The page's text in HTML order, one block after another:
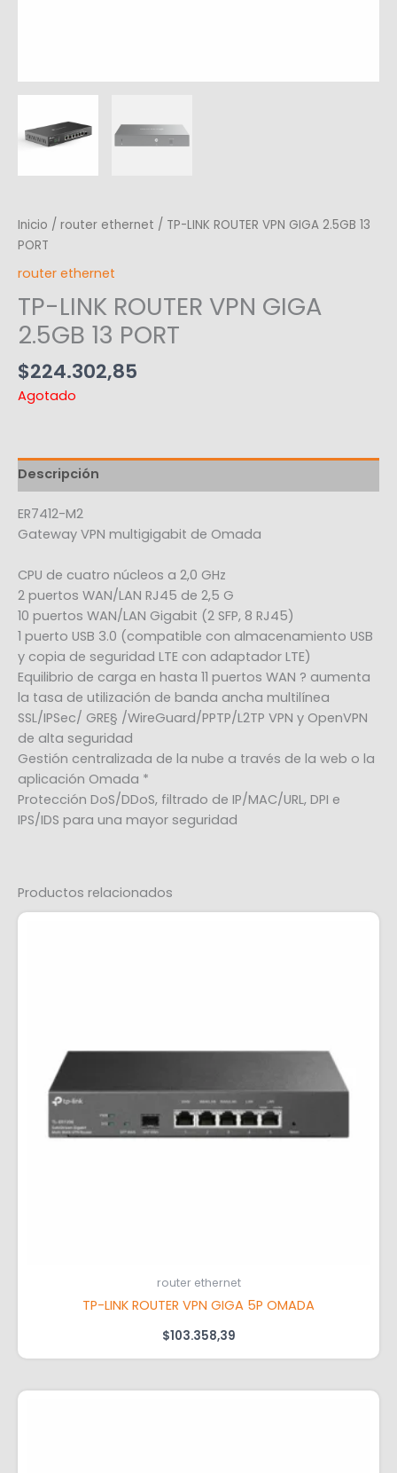
Inicio / router ethernet / TP-LINK ROUTER VPN GIGA 2.5GB 13
PORT
router ethernet
TP-LINK ROUTER VPN GIGA
2.5GB 13 PORT
$224.302,85
Agotado
Descripción
ER7412-M2
Gateway VPN multigigabit de Omada
CPU de cuatro núcleos a 2,0 GHz
2 puertos WAN/LAN RJ45 de 2,5 G
10 puertos WAN/LAN Gigabit (2 SFP, 8 RJ45)
1 puerto USB 3.0 (compatible con almacenamiento USB
y copia de seguridad LTE con adaptador LTE)
Equilibrio de carga en hasta 11 puertos WAN ? aumenta
la tasa de utilización de banda ancha multilínea
SSL/IPSec/ GRE§ /WireGuard/PPTP/L2TP VPN y OpenVPN
de alta seguridad
Gestión centralizada de la nube a través de la web o la
aplicación Omada *
Protección DoS/DDoS, filtrado de IP/MAC/URL, DPI e
IPS/IDS para una mayor seguridad
Productos relacionados
router ethernet
TP-LINK ROUTER VPN GIGA 5P OMADA
$103.358,39